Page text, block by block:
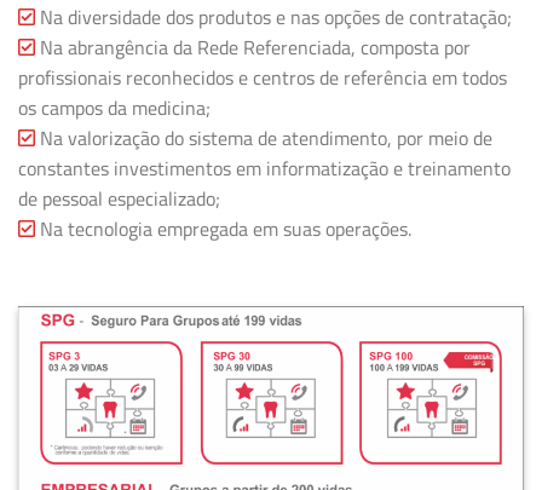
Na diversidade dos produtos e nas opções de contratação;
Na abrangência da Rede Referenciada, composta por
profissionais reconhecidos e centros de referência em todos
os campos da medicina;
Na valorização do sistema de atendimento, por meio de
constantes investimentos em informatização e treinamento
de pessoal especializado;
Na tecnologia empregada em suas operações.